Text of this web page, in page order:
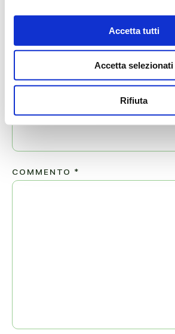
Accetta tutti
Accetta selezionati
Rifiuta
COMMENTO *